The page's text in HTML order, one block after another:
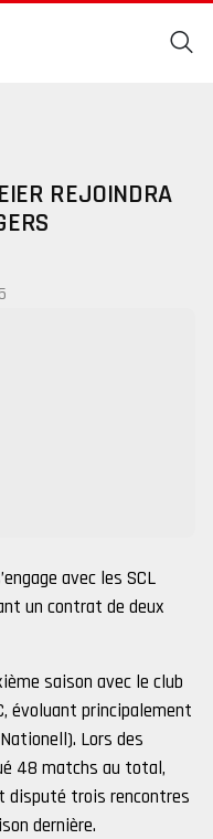
REJOINDRA
avec les SCL
un contrat de deux
saison avec le club
évoluant principalement
Lors des
48 matchs au total,
disputé trois rencontres
dernière.